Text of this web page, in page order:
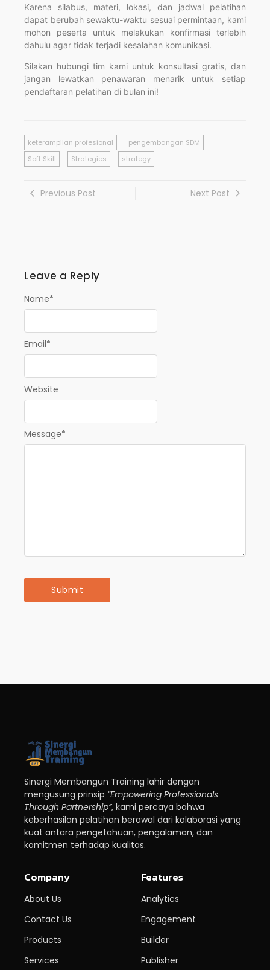
Karena silabus, materi, lokasi, dan jadwal pelatihan
dapat berubah sewaktu-waktu sesuai permintaan, kami
mohon peserta untuk melakukan konfirmasi terlebih
dahulu agar tidak terjadi kesalahan komunikasi.
Silakan hubungi tim kami untuk konsultasi gratis, dan
jangan lewatkan penawaran menarik untuk setiap
pendaftaran pelatihan di bulan ini!
keterampilan profesional
pengembangan SDM
Soft Skill
Strategies strategy
Previous Post Next Post
Leave a Reply
Message*
Name*
Email*
Website
Sinergi Membangun Training lahir dengan
mengusung prinsip “Empowering Professionals
Through Partnership”, kami percaya bahwa
keberhasilan pelatihan berawal dari kolaborasi yang
kuat antara pengetahuan, pengalaman, dan
komitmen terhadap kualitas.
Company
About Us
Contact Us
Products
Services
Features
Analytics
Engagement
Builder
Publisher